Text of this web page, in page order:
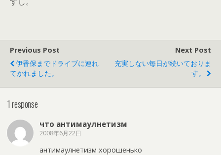
Previous Post
伊香保までドライブに連れ
てかれました。
Next Post
充実しない毎日が続いておりま
す。
1 response
что антимаулнетизм
2008年6月22日
антимаулнетизм хорошенько